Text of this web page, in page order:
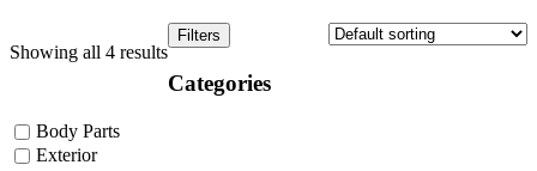
Showing all 4 results
Filters
Categories
Body Parts
Exterior